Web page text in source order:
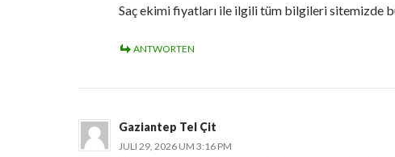
Saç ekimi fiyatları ile ilgili tüm bilgileri sitemizde
ANTWORTEN
Gaziantep Tel Çit
JULI 29, 2026 UM 3:16 PM